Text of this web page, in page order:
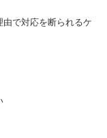
で対応を断られるケ